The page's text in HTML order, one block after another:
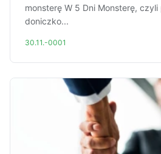
monsterę W 5 Dni Monsterę,
doniczko...
30.11.-0001